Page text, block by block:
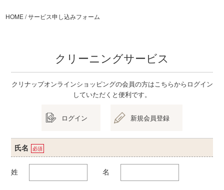
HOME / サービス申し込みフォーム
クリーニングサービス
クリナップオンラインショッピングの会員の方はこちらからログイン
していただくと便利です。
ログイン 新規会員登録
氏名 必須
姓 名